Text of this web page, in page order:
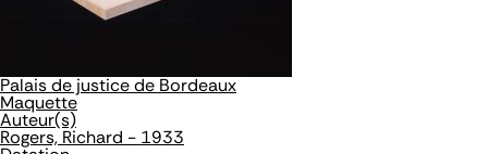
Palais de justice de Bordeaux
Maquette
Auteur(s)
Rogers, Richard - 1933